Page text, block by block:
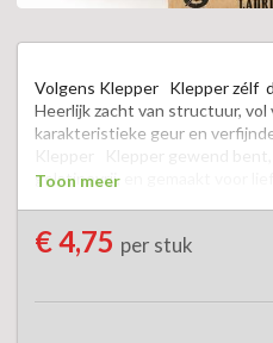
Volgens Klepper   Klepper zélf
Heerlijk zacht van structuur, vol
karakteristieke geur en
Klepper   Klepper gewend
gelatinevrij, en gemaakt voor
Een karaktervolle laurierdrop
Toon meer
€ 4,75 per stuk